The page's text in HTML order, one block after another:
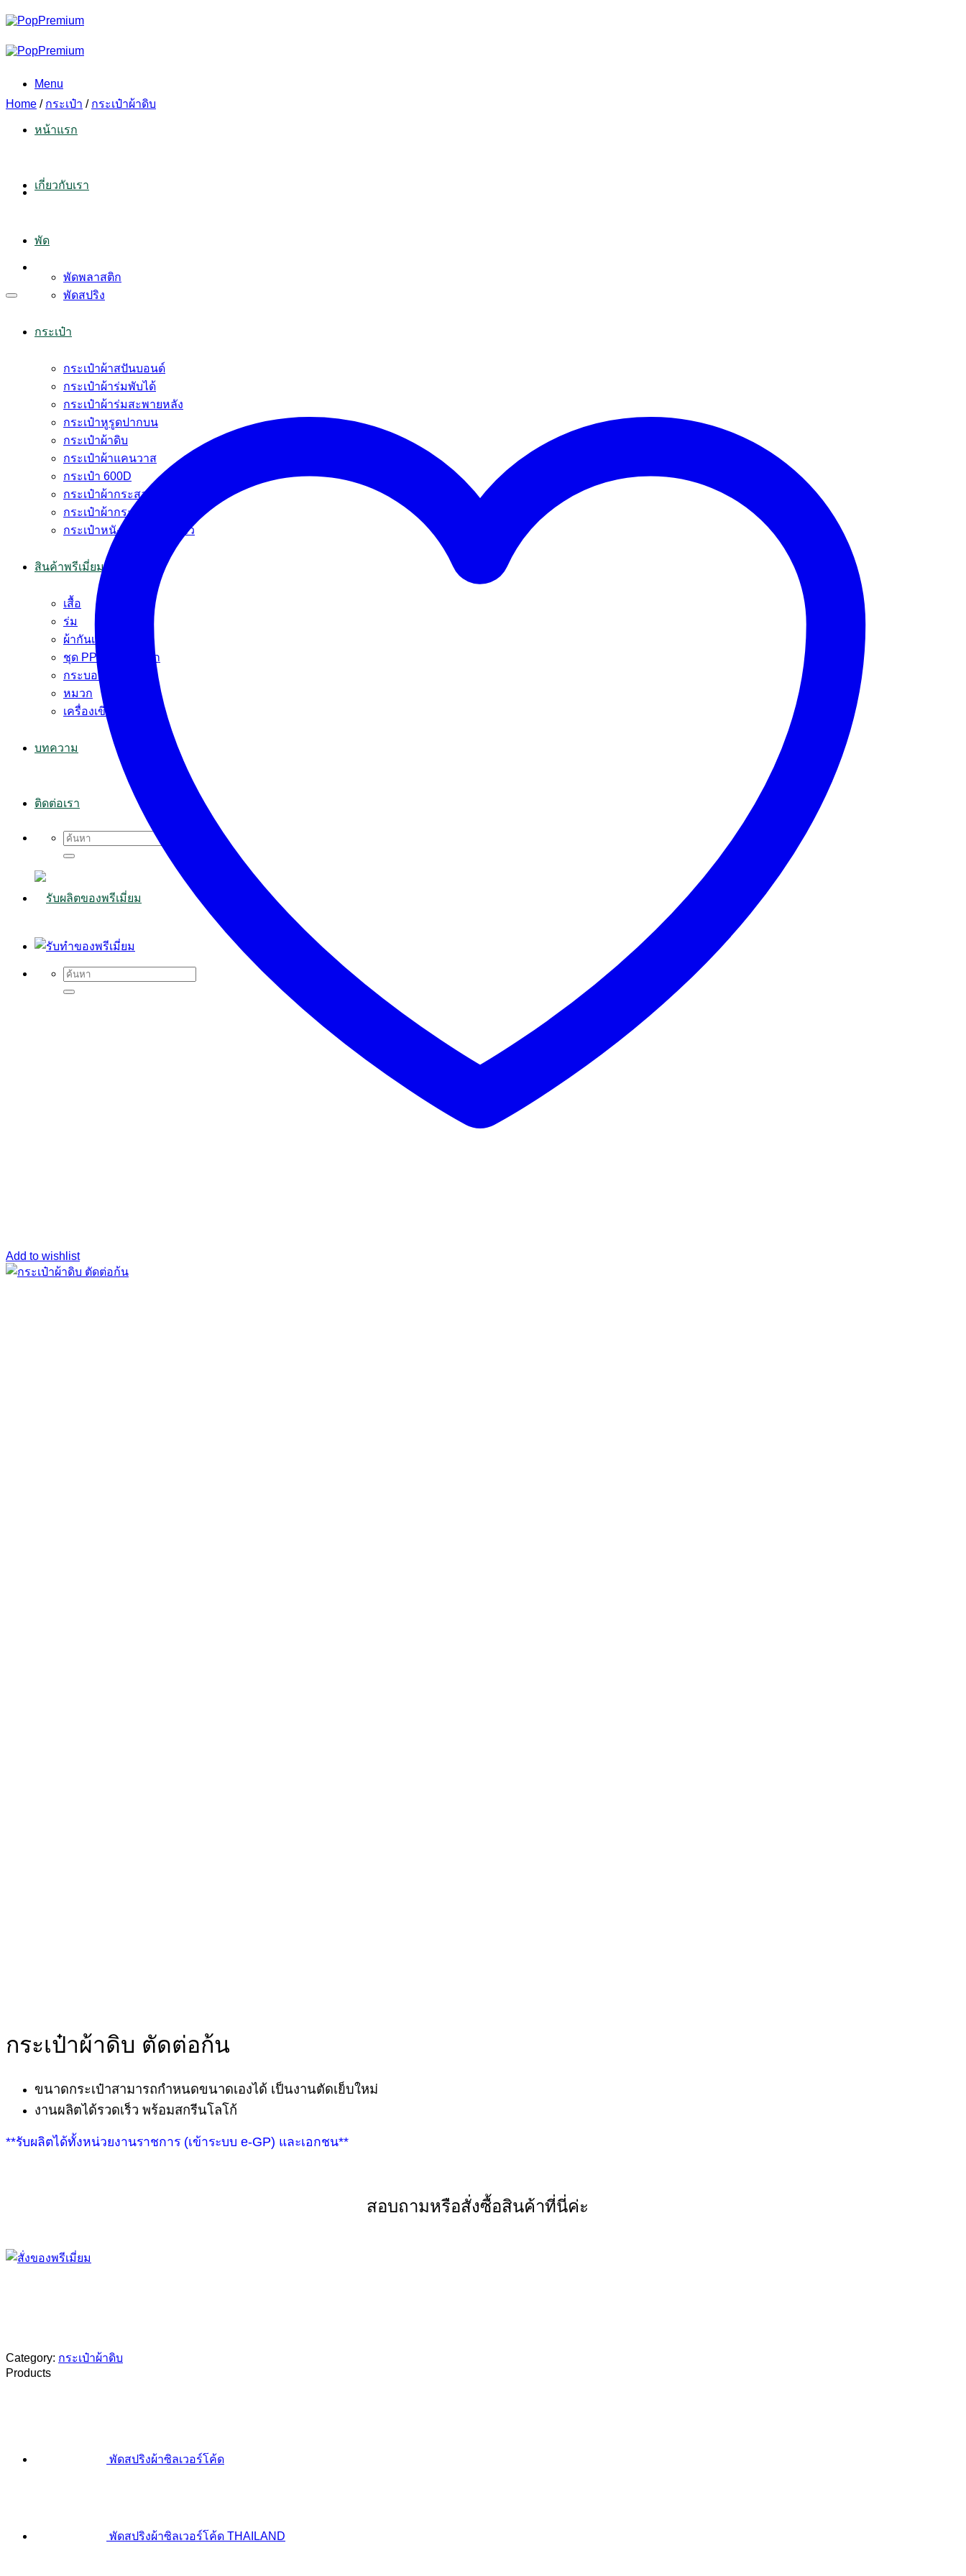
to
Menu
หน้าแรก
เกี่ยวกับเรา
พัด
พัดพลาสติก
พัดสปริง
กระเป๋า
กระเป๋าผ้าสปันบอนด์
กระเป๋าผ้าร่มพับได้
กระเป๋าผ้าร่มสะพายหลัง
กระเป๋าหูรูดปากบน
กระเป๋าผ้าดิบ
กระเป๋าผ้าแคนวาส
กระเป๋า 600D
กระเป๋าผ้ากระสอบ
กระเป๋าผ้ากระสอบพลาสติก
กระเป๋าหนัง PVC หนังแก้ว
สินค้าพรีเมี่ยม
เสื้อ
ร่ม
ผ้ากันเปื้อน
ชุด PPE+ผ้าปิดจมูก
กระบอกน้ำ
หมวก
เครื่องเขียน
บทความ
ติดต่อเรา
Search
for:
Search
for:
Home / กระเป๋า / กระเป๋าผ้าดิบ
Add to wishlist
กระเป๋าผ้าดิบ ตัดต่อก้น
ขนาดกระเป๋าสามารถกำหนดขนาดเองได้ เป็นงานตัดเย็บใหม่
งานผลิตได้รวดเร็ว พร้อมสกรีนโลโก้
**รับผลิตได้ทั้งหน่วยงานราชการ (เข้าระบบ e-GP) และเอกชน**
สอบถามหรือสั่งซื้อสินค้าที่นี่ค่ะ
Category: กระเป๋าผ้าดิบ
Products
พัดสปริงผ้าซิลเวอร์โค้ด
พัดสปริงผ้าซิลเวอร์โค้ด THAILAND